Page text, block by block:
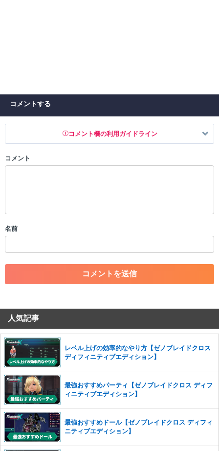
コメントする
コメント欄の利用ガイドライン
以下の書き込みを禁止とし、場合によってはコメント削除や書き込み制
・一度削除された投稿を再び投稿すること
・アカウントの売買など金銭が絡む内容の投稿
・各ゲームのネタバレを含む内容の投稿
・その他、管理者が不適切と判断した投稿
コメントの削除を申請する
せていただきます。ご了承ください。
※一度削除したコメントは復元ができませんのでご注意くだ
さい。
また、過度な利用規約の違反や、弊社に損害の及ぶ内容の書き込みがあ
った場合は、法的措置をとらせていただく場合もございますので、あら
かじめご理解くださいませ。
コメント
名前
人気記事
レベル上げの効率的なやり方【ゼノブレイドクロス
ディフィニティブエディション】
最強おすすめパーティ【ゼノブレイドクロス ディフ
ィニティブエディション】
最強おすすめドール【ゼノブレイドクロス ディフィ
ニティブエディション】